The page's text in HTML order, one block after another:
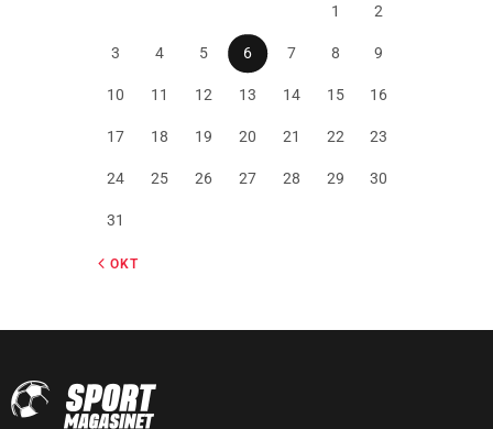
1 2
3 4 5 6 7 8 9
10 11 12 13 14 15 16
17 18 19 20 21 22 23
24 25 26 27 28 29 30
31
« OKT